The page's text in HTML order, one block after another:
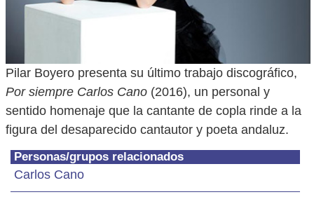
Pilar Boyero presenta su último trabajo discográfico,
Por siempre Carlos Cano (2016), un personal y
sentido homenaje que la cantante de copla rinde a la
figura del desaparecido cantautor y poeta andaluz.
Personas/grupos relacionados
Carlos Cano